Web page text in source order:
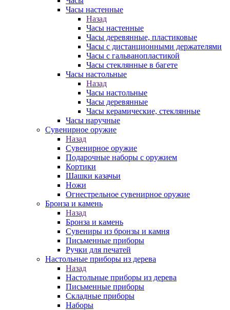
Часы настенные
Назад
Часы настенные
Часы деревянные, пластиковые
Часы с дистанционными держателями
Часы с гальванопластикой
Часы стеклянные в багете
Часы настольные
Назад
Часы настольные
Часы деревянные
Часы керамические, стеклянные
Часы наручные
Сувенирное оружие
Назад
Сувенирное оружие
Подарочные наборы с оружием
Кортики
Шашки казачьи
Ножи
Огнестрельное сувенирное оружие
Бронза и камень
Назад
Бронза и камень
Сувениры из бронзы и камня
Письменные приборы
Ручки для печатей
Настольные приборы из дерева
Назад
Настольные приборы из дерева
Письменные приборы
Складные приборы
Наборы